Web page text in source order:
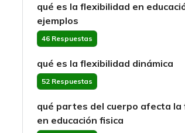
qué es la flexibilidad en
ejemplos
46 Respuestas
qué es la flexibilidad dinámica
52 Respuestas
qué partes del cuerpo afecta la
en educación fisica